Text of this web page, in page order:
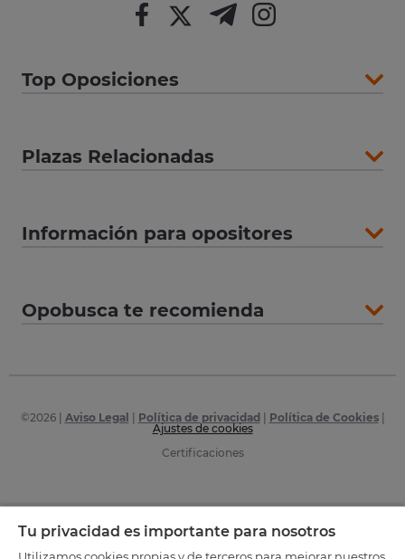
Top Oposiciones
Plazas Relacionadas
Información para opositores
Opobusca te recomienda
©2026| Aviso Legal Política de privacidad Política de Cookies|
Ajustes de cookies
Certificaciones
Tu privacidad es importante para nosotros